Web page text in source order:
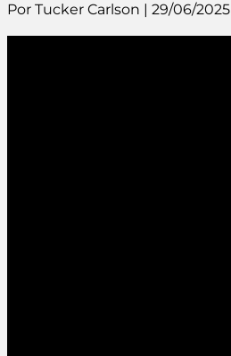
Por Tucker Carlson | 29/06/2025